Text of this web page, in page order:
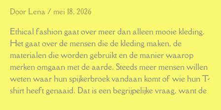
Door Lena / mei 18, 2026
Ethical fashion gaat over meer dan alleen mooie kleding.
Het gaat over de mensen die de kleding maken, de
materialen die worden gebruikt en de manier waarop
merken omgaan met de aarde. Steeds meer mensen willen
weten waar hun spijkerbroek vandaan komt of wie hun T-
shirt heeft genaaid. Dat is een begrijpelijke vraag, want de